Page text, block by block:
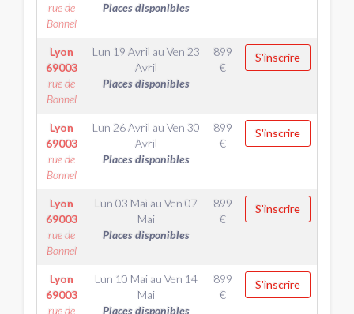
rue de
Bonnel
Places disponibles
Lyon
69003
rue de
Bonnel
Lun 19 Avril au Ven 23
Avril
Places disponibles
899
€
S'inscrire
Lyon
69003
rue de
Bonnel
Lun 26 Avril au Ven 30
Avril
Places disponibles
899
€
S'inscrire
Lyon
69003
rue de
Bonnel
Lun 03 Mai au Ven 07
Mai
Places disponibles
899
€
S'inscrire
Lyon
69003
rue de
Lun 10 Mai au Ven 14
Mai
Places disponibles
899
€
S'inscrire